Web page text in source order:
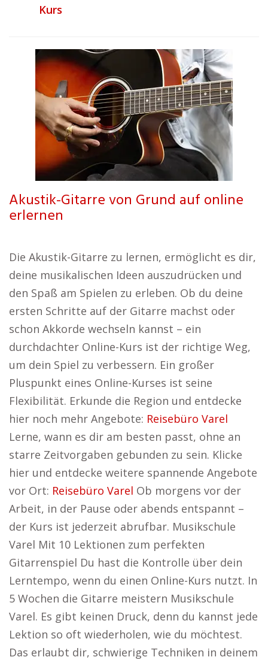
Kurs
Akustik-Gitarre von Grund auf online
erlernen
Die Akustik-Gitarre zu lernen, ermöglicht es dir,
deine musikalischen Ideen auszudrücken und
den Spaß am Spielen zu erleben. Ob du deine
ersten Schritte auf der Gitarre machst oder
schon Akkorde wechseln kannst – ein
durchdachter Online-Kurs ist der richtige Weg,
um dein Spiel zu verbessern. Ein großer
Pluspunkt eines Online-Kurses ist seine
Flexibilität. Erkunde die Region und entdecke
hier noch mehr Angebote: Reisebüro Varel
Lerne, wann es dir am besten passt, ohne an
starre Zeitvorgaben gebunden zu sein. Klicke
hier und entdecke weitere spannende Angebote
vor Ort: Reisebüro Varel Ob morgens vor der
Arbeit, in der Pause oder abends entspannt –
der Kurs ist jederzeit abrufbar. Musikschule
Varel Mit 10 Lektionen zum perfekten
Gitarrenspiel Du hast die Kontrolle über dein
Lerntempo, wenn du einen Online-Kurs nutzt. In
5 Wochen die Gitarre meistern Musikschule
Varel. Es gibt keinen Druck, denn du kannst jede
Lektion so oft wiederholen, wie du möchtest.
Das erlaubt dir, schwierige Techniken in deinem